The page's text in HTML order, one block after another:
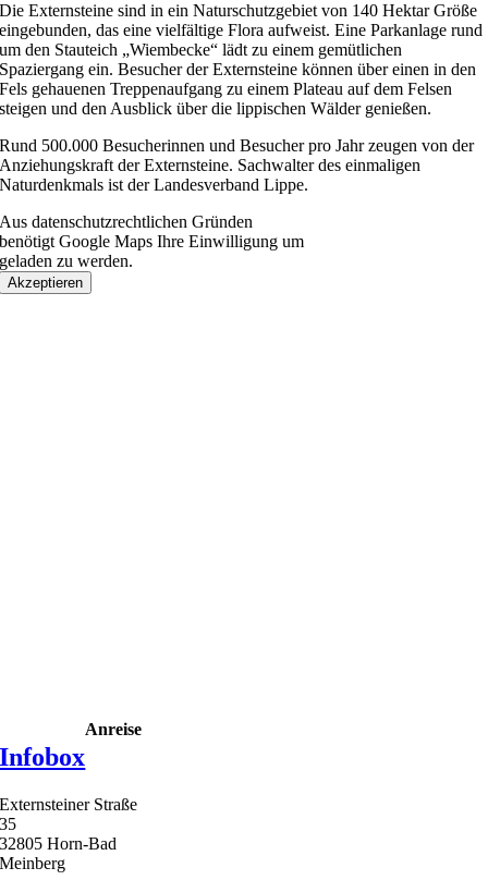
Die Externsteine sind in ein Naturschutzgebiet von 140 Hektar Größe
eingebunden, das eine vielfältige Flora aufweist. Eine Parkanlage rund
um den Stauteich „Wiembecke“ lädt zu einem gemütlichen
Spaziergang ein. Besucher der Externsteine können über einen in den
Fels gehauenen Treppenaufgang zu einem Plateau auf dem Felsen
steigen und den Ausblick über die lippischen Wälder genießen.
Rund 500.000 Besucherinnen und Besucher pro Jahr zeugen von der
Anziehungskraft der Externsteine. Sachwalter des einmaligen
Naturdenkmals ist der Landesverband Lippe.
Aus datenschutzrechtlichen Gründen
benötigt Google Maps Ihre Einwilligung um
geladen zu werden.
Akzeptieren
Infobox
Anreise
Externsteiner Straße
35
32805 Horn-Bad
Meinberg